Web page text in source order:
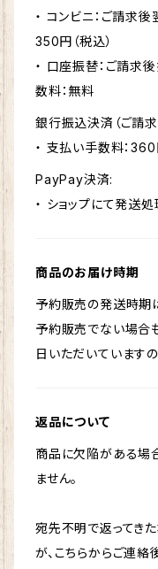
・ コンビニ：ご請求
350円（税込）
・ 口座振替：ご請求
数料：無料
銀行振込決済（ご請
・ 支払い手数料：360
PayPay決済:
・ ショップにて発送
商品のお届け時期
予約販売の発送時期
予約販売でない場合
日いただいています
返品について
商品に欠陥がある場
ません。
宛先不明で返ってき
が、こちらからご連